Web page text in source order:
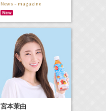
News - magazine
宮本茉由